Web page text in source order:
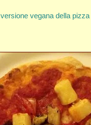
versione vegana della pizza